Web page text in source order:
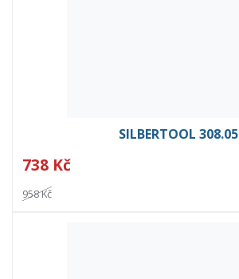
SILBERTOOL 308.05
738 Kč
958 Kč